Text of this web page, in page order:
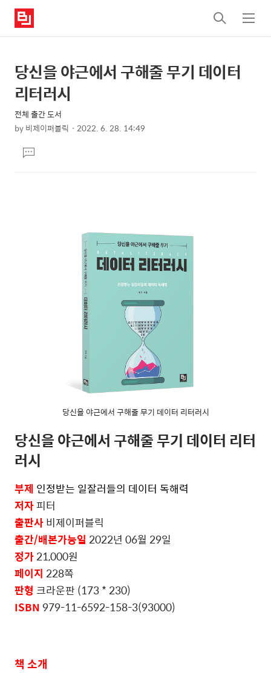
검
색
메
뉴
상
세
컨
텐
본
문
제
목
당신을 야근에서 구해줄 무기 데이터
리터러시
전체 출간 도서
by비제이퍼블릭 2022. 6. 28. 14:49
문댓
글
당신을 야근에서 구해줄 무기 데이터 리터러시
당신을 야근에서 구해줄 무기 데이터 리터
러시
부제 인정받는 일잘러들의 데이터 독해력
저자피터
출판사비제이퍼블릭
출간/배본가능일 2022년 06월 29일
정가21,000원
페이지 228쪽
판형 크라운판 (173 * 230)
ISBN 979-11-6592-158-3(93000)
책 소개